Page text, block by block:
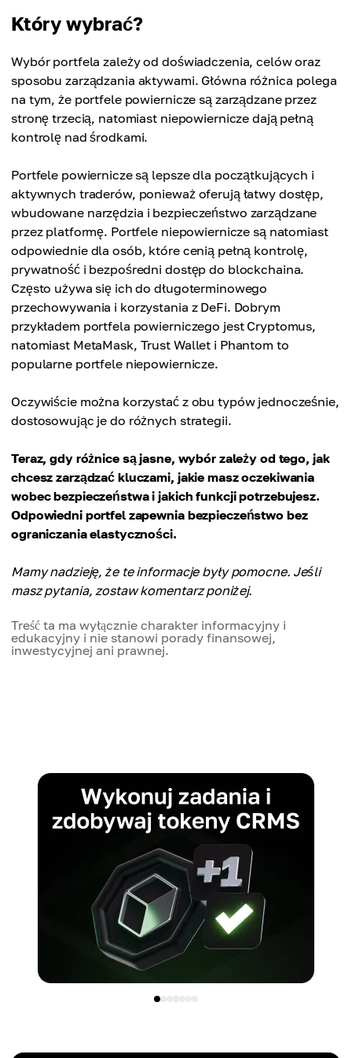
Portfel niepowierniczy (non-custodial)
Ograniczony
Portfel niepowierniczy (non-custodial)
Który wybrać?
Wybór portfela zależy od doświadczenia, celów oraz
sposobu zarządzania aktywami. Główna różnica polega
na tym, że portfele powiernicze są zarządzane przez
stronę trzecią, natomiast niepowiernicze dają pełną
kontrolę nad środkami.
Portfele powiernicze są lepsze dla początkujących i
aktywnych traderów, ponieważ oferują łatwy dostęp,
wbudowane narzędzia i bezpieczeństwo zarządzane
przez platformę. Portfele niepowiernicze są natomiast
odpowiednie dla osób, które cenią pełną kontrolę,
prywatność i bezpośredni dostęp do blockchaina.
Często używa się ich do długoterminowego
przechowywania i korzystania z DeFi. Dobrym
przykładem portfela powierniczego jest Cryptomus,
natomiast MetaMask, Trust Wallet i Phantom to
popularne portfele niepowiernicze.
Oczywiście można korzystać z obu typów jednocześnie,
dostosowując je do różnych strategii.
Teraz, gdy różnice są jasne, wybór zależy od tego, jak
chcesz zarządzać kluczami, jakie masz oczekiwania
wobec bezpieczeństwa i jakich funkcji potrzebujesz.
Odpowiedni portfel zapewnia bezpieczeństwo bez
ograniczania elastyczności.
Mamy nadzieję, że te informacje były pomocne. Jeśli
masz pytania, zostaw komentarz poniżej.
Treść ta ma wyłącznie charakter informacyjny i
edukacyjny i nie stanowi porady finansowej,
inwestycyjnej ani prawnej.